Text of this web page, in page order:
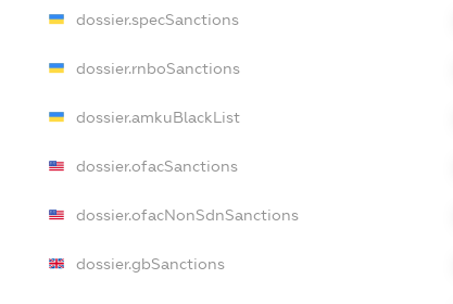
dossier.specSanctions
dossier.rnboSanctions
dossier.amkuBlackList
dossier.ofacSanctions
dossier.ofacNonSdnSanctions
dossier.gbSanctions